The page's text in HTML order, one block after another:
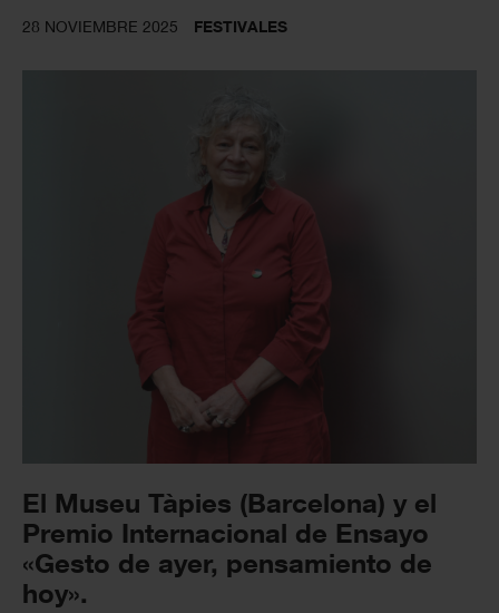
28 NOVIEMBRE 2025 FESTIVALES
El Museu Tàpies (Barcelona) y el
Premio Internacional de Ensayo
«Gesto de ayer, pensamiento de
hoy».